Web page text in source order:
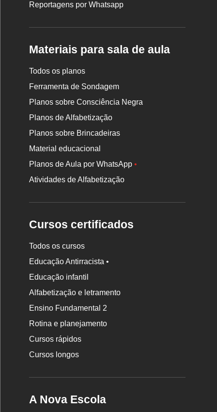
Reportagens por Whatsapp
Materiais para sala de aula
Todos os planos
Ferramenta de Sondagem
Planos sobre Consciência Negra
Planos de Alfabetização
Planos sobre Brincadeiras
Material educacional
Planos de Aula por WhatsApp•
Atividades de Alfabetização
Cursos certificados
Todos os cursos
Educação Antirracista •
Educação infantil
Alfabetização e letramento
Ensino Fundamental 2
Rotina e planejamento
Cursos rápidos
Cursos longos
A Nova Escola